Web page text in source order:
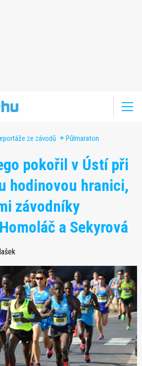
ze závodů Půlmaraton
pokořil v Ústí při
hodinovou hranici,
závodníky
a Sekyrová